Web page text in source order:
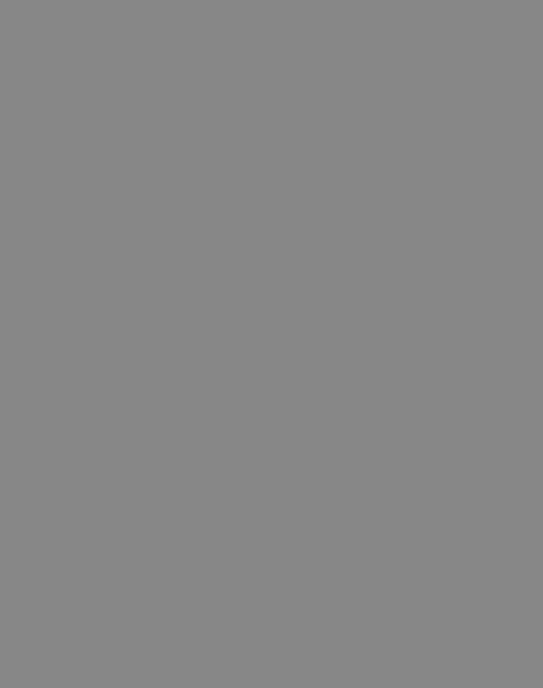
el lenguaje
que se
sesión para un
de
para
OpenX para
específicos.
web.